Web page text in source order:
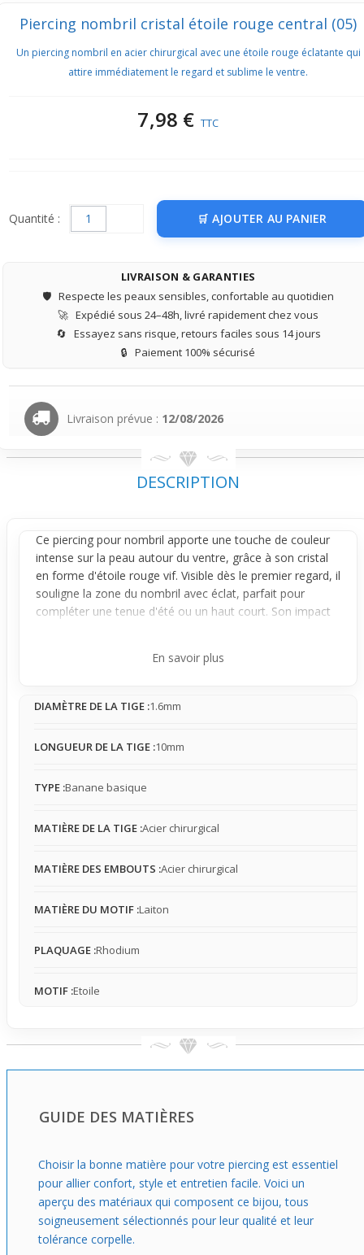
Piercing nombril cristal étoile rouge central (05)
Un piercing nombril en acier chirurgical avec une étoile rouge éclatante qui
attire immédiatement le regard et sublime le ventre.
7,98 € TTC
Quantité : AJOUTER AU PANIER
LIVRAISON & GARANTIES
🛡️ Respecte les peaux sensibles, confortable au quotidien
🚀 Expédié sous 24–48h, livré rapidement chez vous
🔄 Essayez sans risque, retours faciles sous 14 jours
🔒 Paiement 100% sécurisé
Livraison prévue : 12/08/2026
DESCRIPTION
Ce piercing pour nombril apporte une touche de couleur
intense sur la peau autour du ventre, grâce à son cristal
en forme d'étoile rouge vif. Visible dès le premier regard, il
souligne la zone du nombril avec éclat, parfait pour
compléter une tenue d'été ou un haut court. Son impact
présence est légèrement perceptible au contact des
nécessiter un peu d'attention au quotidien. Sur une peau
ce modèle s’accorde bien avec des looks estivaux,
festivals ou tenues plage. Il met en valeur le ventre tout
dynamise les styles légers, assurant un impact visuel
En savoir plus
DIAMÈTRE DE LA TIGE :1.6mm
LONGUEUR DE LA TIGE :10mm
TYPE :Banane basique
MATIÈRE DE LA TIGE :Acier chirurgical
MATIÈRE DES EMBOUTS :Acier chirurgical
MATIÈRE DU MOTIF :Laiton
PLAQUAGE :Rhodium
MOTIF :Etoile
GUIDE DES MATIÈRES
Choisir la bonne matière pour votre piercing est essentiel
pour allier confort, style et entretien facile. Voici un
aperçu des matériaux qui composent ce bijou, tous
soigneusement sélectionnés pour leur qualité et leur
tolérance corpelle.